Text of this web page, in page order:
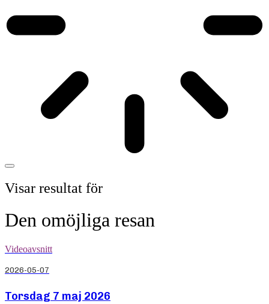
Visar resultat för
Den omöjliga resan
Videoavsnitt
2026-05-07
Torsdag 7 maj 2026